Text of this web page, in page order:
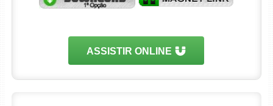
ASSISTIR ONLINE